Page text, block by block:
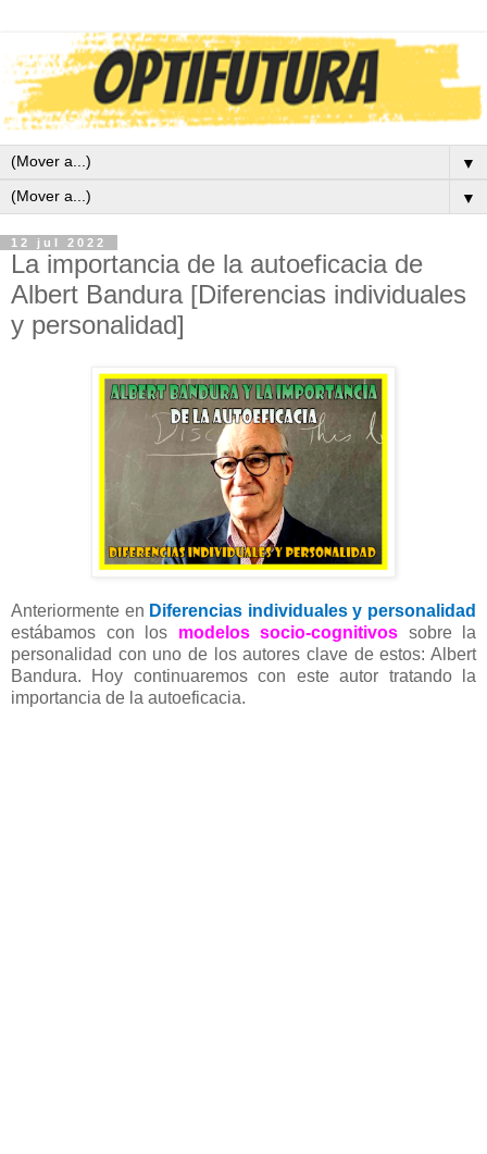
▼
▼
12 jul 2022
La importancia de la autoeficacia de
Albert Bandura [Diferencias individuales
y personalidad]
Anteriormente en Diferencias individuales y personalidad
estábamos con los modelos socio-cognitivos sobre la
personalidad con uno de los autores clave de estos: Albert
Bandura. Hoy continuaremos con este autor tratando la
importancia de la autoeficacia.